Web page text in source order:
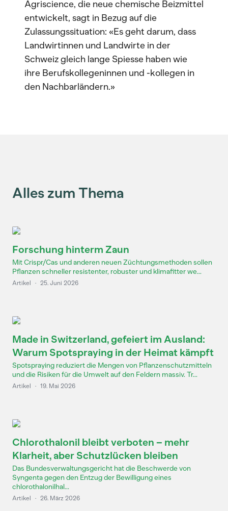
Agriscience, die neue chemische Beizmittel
entwickelt, sagt in Bezug auf die
Zulassungssituation: «Es geht darum, dass
Landwirtinnen und Landwirte in der
Schweiz gleich lange Spiesse haben wie
ihre Berufskollegeninnen und -kollegen in
den Nachbarländern.»
Alles zum Thema
Forschung hinterm Zaun
Mit Crispr/Cas und anderen neuen Züchtungsmethoden sollen
Pflanzen schneller resistenter, robuster und klimafitter we...
Artikel · 25. Juni 2026
Made in Switzerland, gefeiert im Ausland:
Warum Spotspraying in der Heimat kämpft
Spotspraying reduziert die Mengen von Pflanzenschutzmitteln
und die Risiken für die Umwelt auf den Feldern massiv. Tr...
Artikel · 19. Mai 2026
Chlorothalonil bleibt verboten – mehr
Klarheit, aber Schutzlücken bleiben
Das Bundesverwaltungsgericht hat die Beschwerde von
Syngenta gegen den Entzug der Bewilligung eines
chlorothalonilhal...
Artikel · 26. März 2026